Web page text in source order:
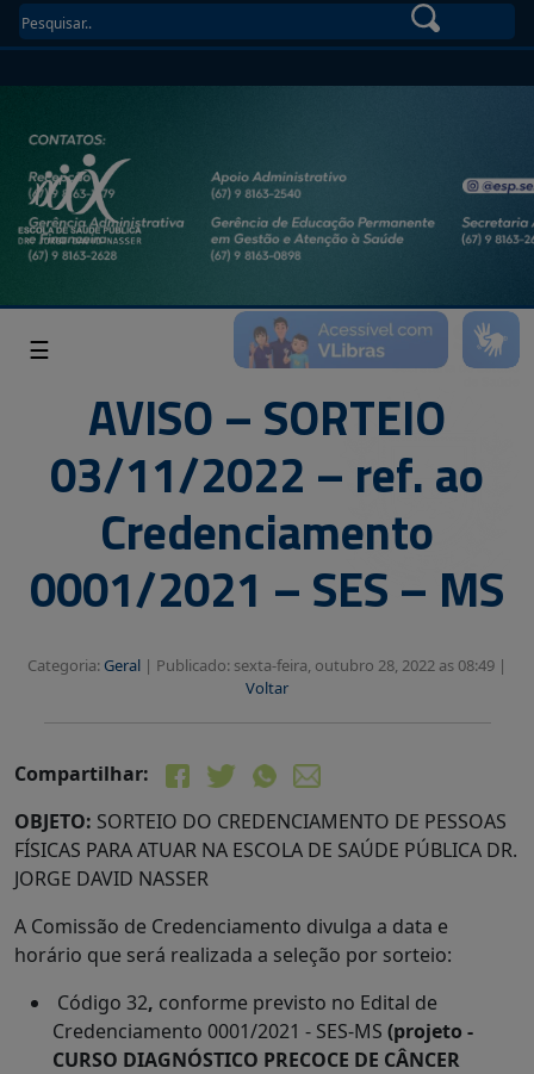
☰
AVISO – SORTEIO
03/11/2022 – ref. ao
Credenciamento
0001/2021 – SES – MS
Categoria: Geral | Publicado: sexta-feira, outubro 28, 2022 as 08:49 |
Voltar
Compartilhar:
OBJETO: SORTEIO DO CREDENCIAMENTO DE PESSOAS
FÍSICAS PARA ATUAR NA ESCOLA DE SAÚDE PÚBLICA DR.
JORGE DAVID NASSER
A Comissão de Credenciamento divulga a data e
horário que será realizada a seleção por sorteio:
Código 32, conforme previsto no Edital de
Credenciamento 0001/2021 - SES-MS (projeto -
CURSO DIAGNÓSTICO PRECOCE DE CÂNCER